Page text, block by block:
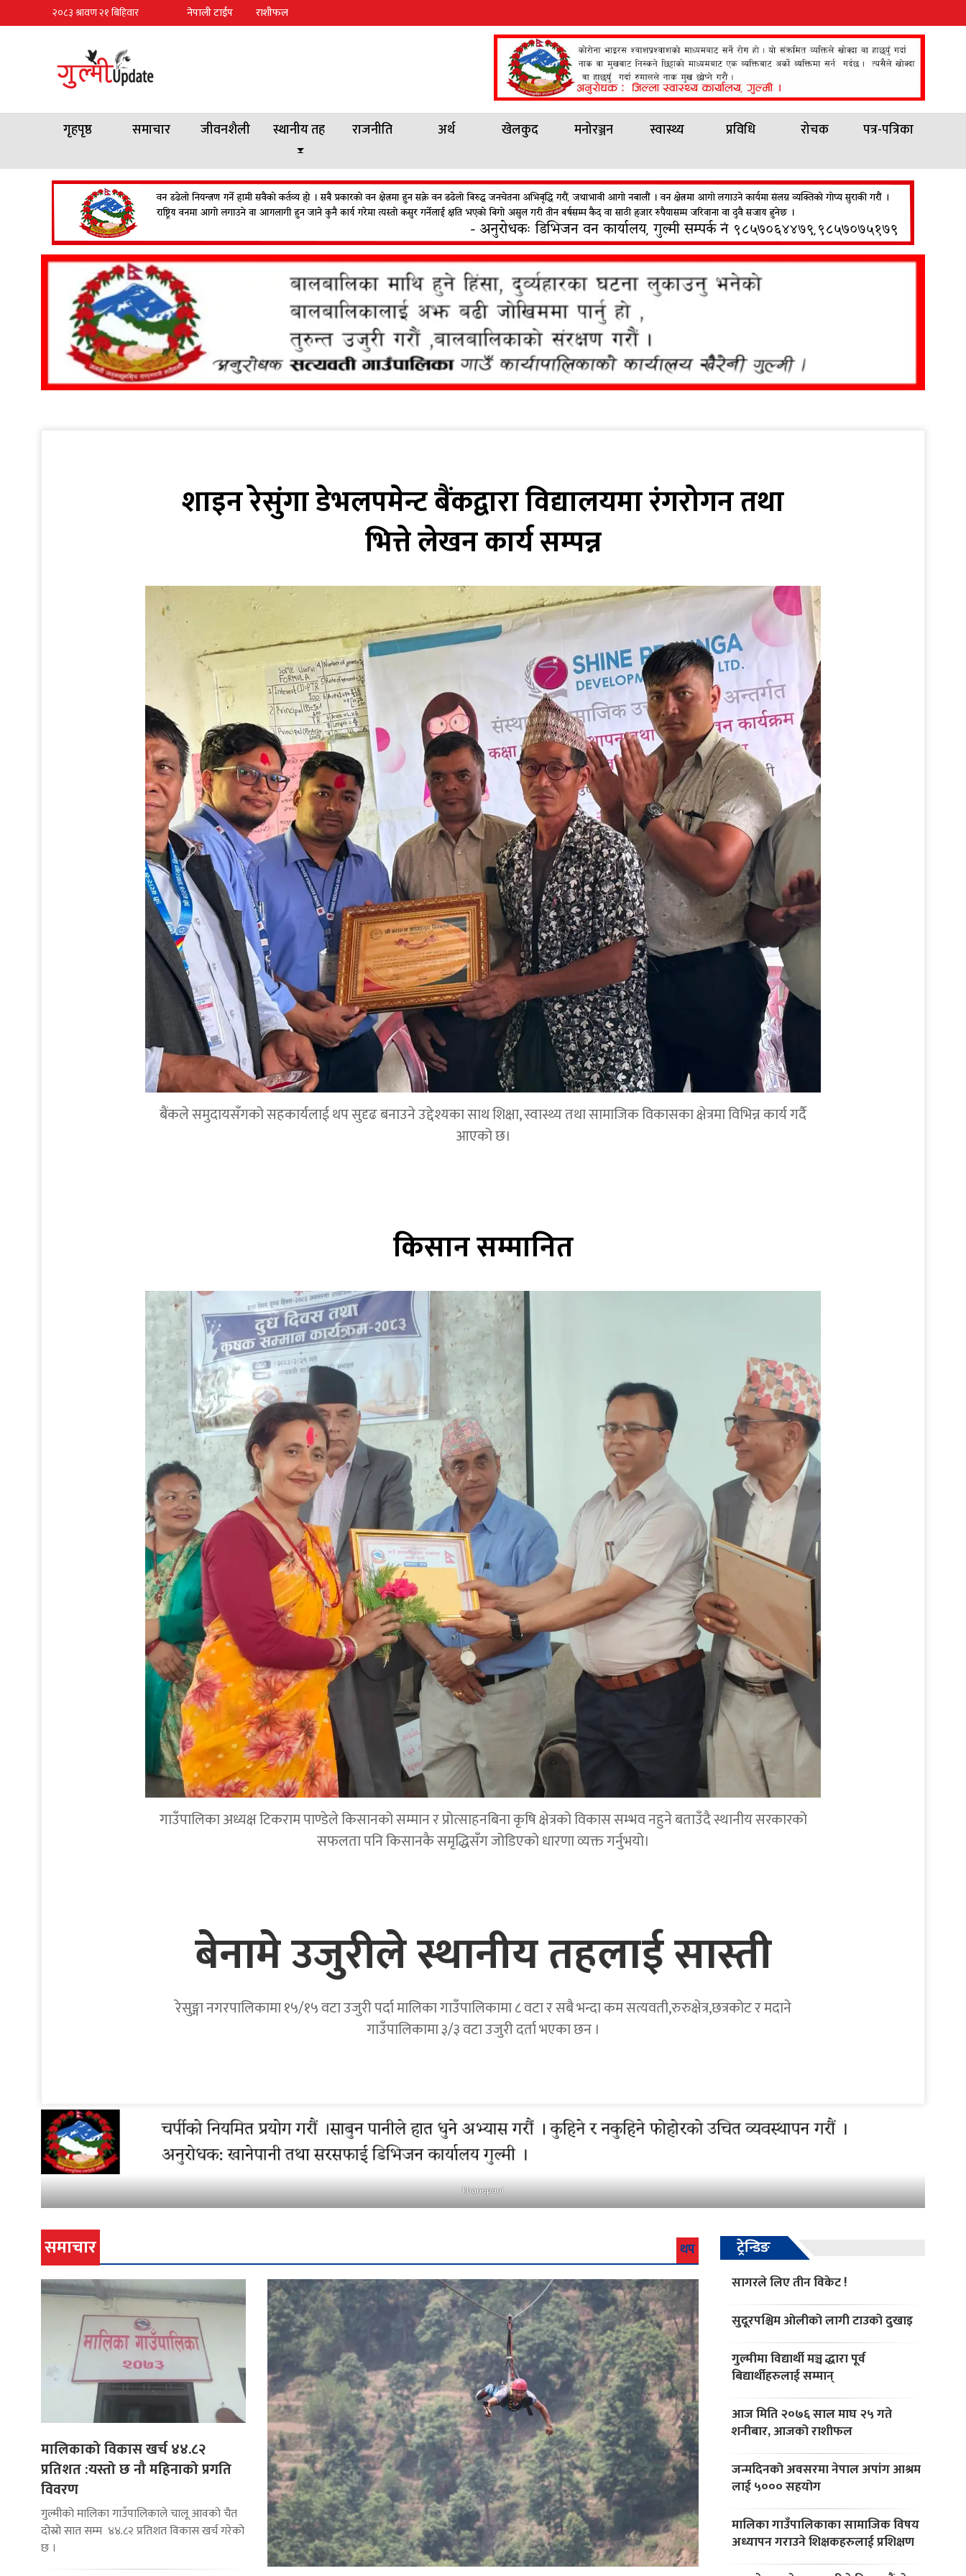
नेपाली टाईप राशीफल
गृहपृष्ठ समाचार जीवनशैली स्थानीय तह राजनीति अर्थ खेलकुद मनोरञ्जन स्वास्थ्य प्रविधि रोचक पत्र-पत्रिका
शाइन रेसुंगा डेभलपमेन्ट बैंकद्वारा विद्यालयमा रंगरोगन तथा
भित्ते लेखन कार्य सम्पन्न
बैंकले समुदायसँगको सहकार्यलाई थप सुदृढ बनाउने उद्देश्यका साथ शिक्षा, स्वास्थ्य तथा सामाजिक विकासका क्षेत्रमा विभिन्न कार्य गर्दै
आएको छ।
किसान सम्मानित
गाउँपालिका अध्यक्ष टिकराम पाण्डेले किसानको सम्मान र प्रोत्साहनबिना कृषि क्षेत्रको विकास सम्भव नहुने बताउँदै स्थानीय सरकारको
सफलता पनि किसानकै समृद्धिसँग जोडिएको धारणा व्यक्त गर्नुभयो।
बेनामे उजुरीले स्थानीय तहलाई सास्ती
रेसुङ्गा नगरपालिकामा १५/१५ वटा उजुरी पर्दा मालिका गाउँपालिकामा ८ वटा र सबै भन्दा कम सत्यवती,रुरुक्षेत्र,छत्रकोट र मदाने
गाउँपालिकामा ३/३ वटा उजुरी दर्ता भएका छन ।
khanepani
समाचार थप
मालिकाको विकास खर्च ४४.८२
प्रतिशत :यस्तो छ नौ महिनाको प्रगति
विवरण
गुल्मीको मालिका गाउँपालिकाले चालू आवको चैत
दोस्रो सात सम्म ४४.८२ प्रतिशत विकास खर्च गरेको
छ ।
ट्रेन्डिङ
सागरले लिए तीन विकेट !
सुदूरपश्चिम ओलीको लागी टाउको दुखाइ
गुल्मीमा विद्यार्थी मञ्च द्धारा पूर्व
बिद्यार्थीहरुलाई सम्मान्
आज मिति २०७६ साल माघ २५ गते
शनीबार, आजको राशीफल
जन्मदिनको अवसरमा नेपाल अपांग आश्रम
लाई ५००० सहयोग
मालिका गाउँपालिकाका सामाजिक विषय
अध्यापन गराउने शिक्षकहरुलाई प्रशिक्षण